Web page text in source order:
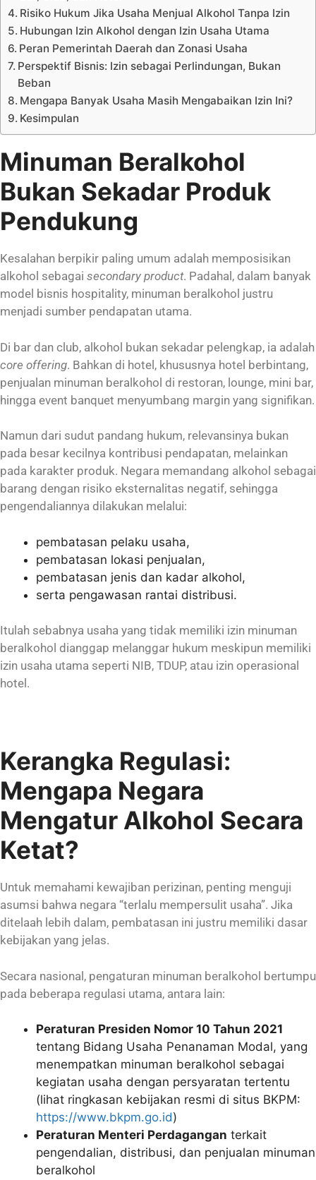
Risiko Hukum Jika Usaha Menjual Alkohol Tanpa Izin
Hubungan Izin Alkohol dengan Izin Usaha Utama
Peran Pemerintah Daerah dan Zonasi Usaha
Perspektif Bisnis: Izin sebagai Perlindungan, Bukan
Beban
Mengapa Banyak Usaha Masih Mengabaikan Izin Ini?
Kesimpulan
Minuman Beralkohol
Bukan Sekadar Produk
Pendukung
Kesalahan berpikir paling umum adalah memposisikan
alkohol sebagai secondary product. Padahal, dalam banyak
model bisnis hospitality, minuman beralkohol justru
menjadi sumber pendapatan utama.
Di bar dan club, alkohol bukan sekadar pelengkap, ia adalah
core offering. Bahkan di hotel, khususnya hotel berbintang,
penjualan minuman beralkohol di restoran, lounge, mini bar,
hingga event banquet menyumbang margin yang signifikan.
Namun dari sudut pandang hukum, relevansinya bukan
pada besar kecilnya kontribusi pendapatan, melainkan
pada karakter produk. Negara memandang alkohol sebagai
barang dengan risiko eksternalitas negatif, sehingga
pengendaliannya dilakukan melalui:
pembatasan pelaku usaha,
pembatasan lokasi penjualan,
pembatasan jenis dan kadar alkohol,
serta pengawasan rantai distribusi.
Itulah sebabnya usaha yang tidak memiliki izin minuman
beralkohol dianggap melanggar hukum meskipun memiliki
izin usaha utama seperti NIB, TDUP, atau izin operasional
hotel.
Kerangka Regulasi:
Mengapa Negara
Mengatur Alkohol Secara
Ketat?
Untuk memahami kewajiban perizinan, penting menguji
asumsi bahwa negara “terlalu mempersulit usaha”. Jika
ditelaah lebih dalam, pembatasan ini justru memiliki dasar
kebijakan yang jelas.
Secara nasional, pengaturan minuman beralkohol bertumpu
pada beberapa regulasi utama, antara lain:
Peraturan Presiden Nomor 10 Tahun 2021
tentang Bidang Usaha Penanaman Modal, yang
menempatkan minuman beralkohol sebagai
kegiatan usaha dengan persyaratan tertentu
(lihat ringkasan kebijakan resmi di situs BKPM:
https://www.bkpm.go.id)
Peraturan Menteri Perdagangan terkait
pengendalian, distribusi, dan penjualan minuman
beralkohol